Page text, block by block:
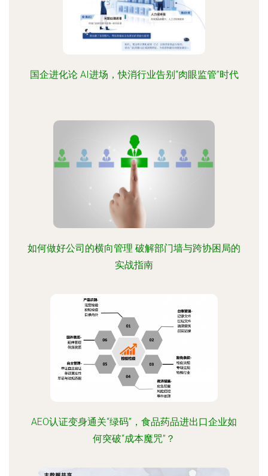
国企进化论 AI进场，快消行业告别“肉眼监管”时代
如何做好公司的横向管理 破解部门墙与跨协困局的
实战指南
AEO认证变身通关“绿码”，食品药品进出口企业如
何突破“成本魔咒”？